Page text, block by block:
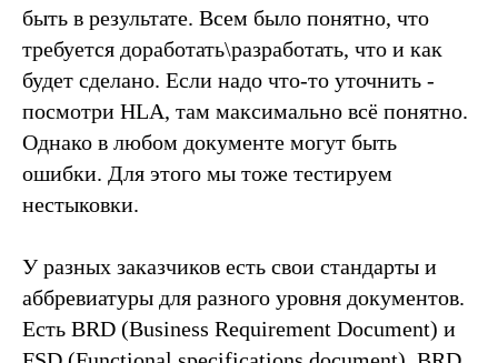
быть в результате. Всем было понятно, что
требуется доработать\разработать, что и как
будет сделано. Если надо что-то уточнить -
посмотри HLA, там максимально всё понятно.
Однако в любом документе могут быть
ошибки. Для этого мы тоже тестируем
нестыковки.
У разных заказчиков есть свои стандарты и
аббревиатуры для разного уровня документов.
Есть BRD (Business Requirement Document) и